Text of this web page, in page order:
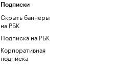
Подписки
Скрыть баннеры
на РБК
Подписка на РБК
Корпоративная
подписка